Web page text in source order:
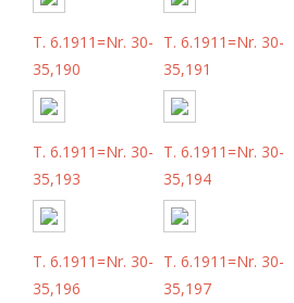
T. 6.1911=Nr. 30-
35,190
T. 6.1911=Nr. 30-
35,191
T. 6.1911=Nr. 30-
35,193
T. 6.1911=Nr. 30-
35,194
T. 6.1911=Nr. 30-
35,196
T. 6.1911=Nr. 30-
35,197